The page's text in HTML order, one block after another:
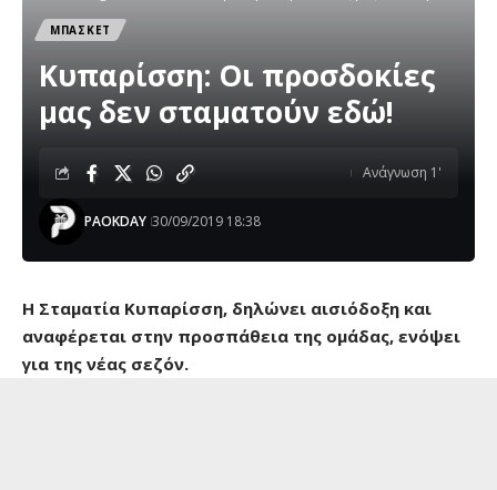
ΜΠΑΣΚΕΤ
Κυπαρίσση: Οι προσδοκίες
μας δεν σταματούν εδώ!
PAOKDAY 30/09/2019 18:38
Ανάγνωση 1'
Η Σταματία Κυπαρίσση, δηλώνει αισιόδοξη και
αναφέρεται στην προσπάθεια της ομάδας, ενόψει
για της νέας σεζόν.